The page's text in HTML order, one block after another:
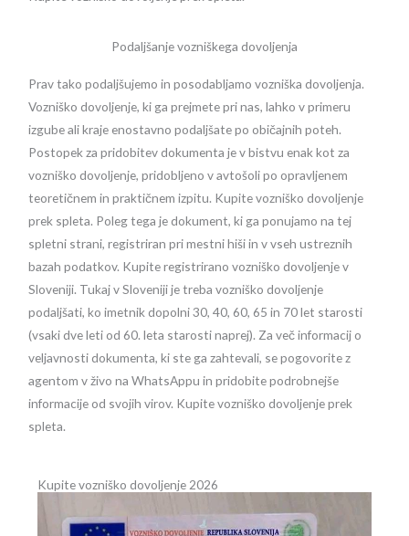
Podaljšanje vozniškega dovoljenja
Prav tako podaljšujemo in posodabljamo vozniška dovoljenja.
Vozniško dovoljenje, ki ga prejmete pri nas, lahko v primeru
izgube ali kraje enostavno podaljšate po običajnih poteh.
Postopek za pridobitev dokumenta je v bistvu enak kot za
vozniško dovoljenje, pridobljeno v avtošoli po opravljenem
teoretičnem in praktičnem izpitu. Kupite vozniško dovoljenje
prek spleta. Poleg tega je dokument, ki ga ponujamo na tej
spletni strani, registriran pri mestni hiši in v vseh ustreznih
bazah podatkov. Kupite registrirano vozniško dovoljenje v
Sloveniji. Tukaj v Sloveniji je treba vozniško dovoljenje
podaljšati, ko imetnik dopolni 30, 40, 60, 65 in 70 let starosti
(vsaki dve leti od 60. leta starosti naprej). Za več informacij o
veljavnosti dokumenta, ki ste ga zahtevali, se pogovorite z
agentom v živo na WhatsAppu in pridobite podrobnejše
informacije od svojih virov. Kupite vozniško dovoljenje prek
spleta.
Kupite vozniško dovoljenje 2026